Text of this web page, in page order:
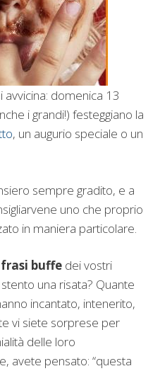
avvicina: domenica 13
i grandi!) festeggiano la
, un augurio speciale o un
sempre gradito, e a
uno che proprio
in maniera particolare.
frasi buffe dei vostri
una risata? Quante
incantato, intenerito,
vi siete sorprese per
delle loro
avete pensato: “questa